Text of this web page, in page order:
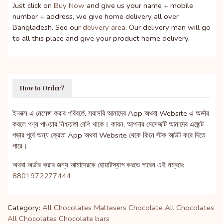
Just click on Buy Now and give us your name + mobile
number + address, we give home delivery all over
Bangladesh. See our delivery area. Our delivery man will go
to all this place and give your product home delivery.
How to Order?
ইনবক্স এ মেসেজ করার পরিবর্তে, সরাসরি আমাদের App অথবা Website এ অর্ডার
করলে পণ্য পাওয়ার নিশ্চয়তা বেশি থাকে। কারন, আপনার মেসেজটি আমাদের এজেন্ট
পড়ার পূর্বে অন্য ক্রেতা App অথবা Website থেকে কিনে স্টক আউট করে দিতে
পারে।
অথবা অর্ডার করার জন্য আমাদেরকে হোয়াটস্যাপ করতে পারেন এই নম্বরে:
8801972277444
Category: All Chocolates Maltesers Chocolate All Chocolates
All Chocolates Chocolate bars